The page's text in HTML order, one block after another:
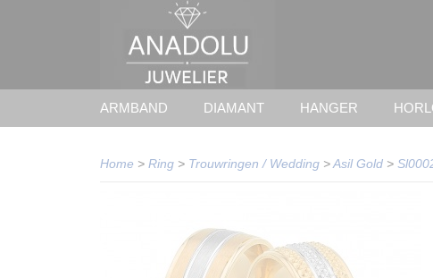
ARMBAND DIAMANT HANGER
Home > Ring > Trouwringen / Wedding >Asil Gold >